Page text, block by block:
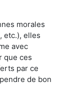
morales
etc.), elles
avec
que ces
par ce
de bon